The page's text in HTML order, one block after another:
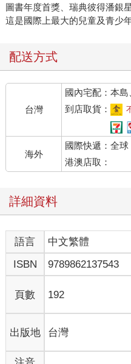
圖書年度首獎、瑞典彼得潘銀
這是國際上最大的兒童及青少
配送方式
台灣
國內宅配：本島
到店取貨：
海外
國際快遞：全球
港澳店取：
詳細資料
語言 中文繁體
ISBN
9789862137543
頁數 192
出版地 台灣